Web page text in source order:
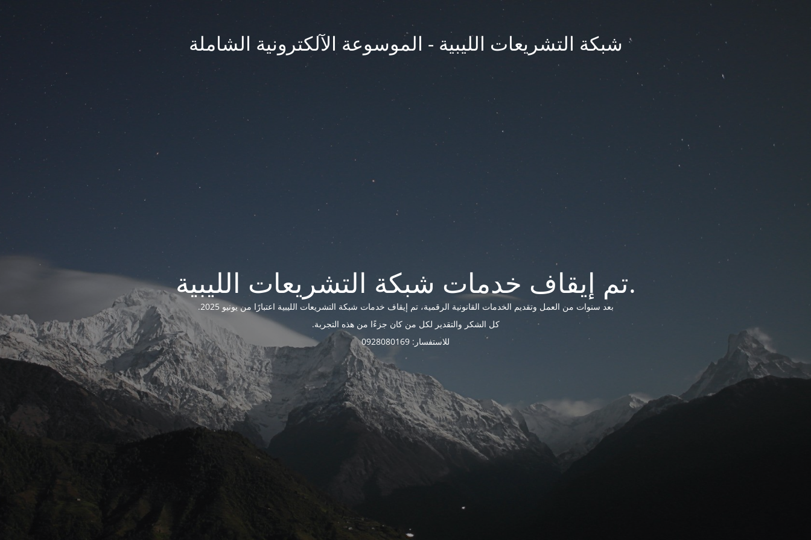
شبكة التشريعات الليبية - الموسوعة الآلكترونية الشاملة
تم إيقاف خدمات شبكة التشريعات الليبية.
بعد سنوات من العمل وتقديم الخدمات القانونية الرقمية، تم إيقاف خدمات شبكة التشريعات الليبية اعتبارًا من يونيو 2025.
كل الشكر والتقدير لكل من كان جزءًا من هذه التجربة.
للاستفسار: 0928080169